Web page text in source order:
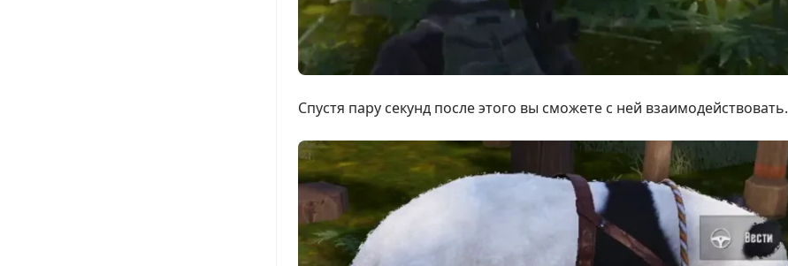
Спустя пару секунд после этого вы сможете с ней взаимодействовать.